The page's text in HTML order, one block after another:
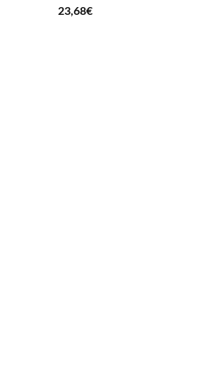
23,68€